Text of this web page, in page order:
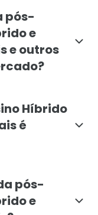
pós-
e
e outros
Híbrido
é
pós-
e